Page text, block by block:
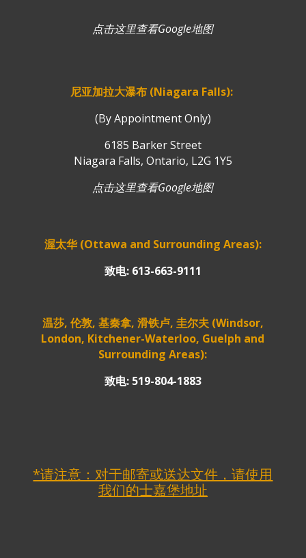
点击这里查看Google地图
尼亚加拉大瀑布 (Niagara Falls):
(By Appointment Only)
6185 Barker Street
Niagara Falls, Ontario, L2G 1Y5
点击这里查看Google地图
渥太华 (Ottawa and Surrounding Areas):
致电: 613-663-9111
温莎, 伦敦, 基秦拿, 滑铁卢, 圭尔夫 (Windsor,
London, Kitchener-Waterloo, Guelph and
Surrounding Areas):
致电: 519-804-1883
*请注意：对于邮寄或送达文件，请使用
我们的士嘉堡地址